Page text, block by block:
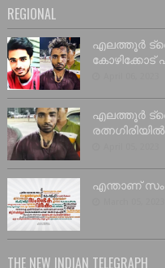
REGIONAL
എലത്തൂർ
കോഴിക്കോട്
എലത്തൂർ
എന്താണ്
THE NEW INDIAN TELEGRAPH